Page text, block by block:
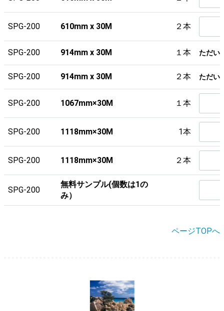
SPG-200 610mm x 30M ２本
SPG-200 914mm x 30M １本 ただい
SPG-200 914mm x 30M ２本 ただい
SPG-200 1067mm×30M １本
SPG-200 1118mm×30M 1本
SPG-200 1118mm×30M ２本
SPG-200
無料サンプル(個数は1の
み）
ページTOPへ